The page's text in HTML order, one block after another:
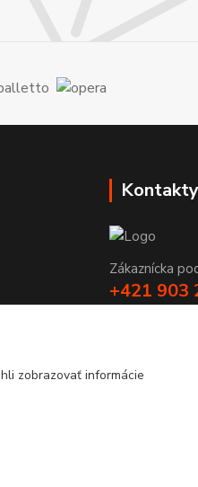
Kontakty
Zákaznícka
+421 903
zobrazovať informácie